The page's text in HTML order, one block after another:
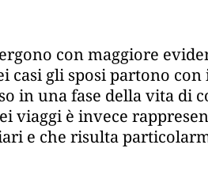
con maggiore
casi gli sposi partono
in una fase della vita di
viaggi è invece
e che risulta